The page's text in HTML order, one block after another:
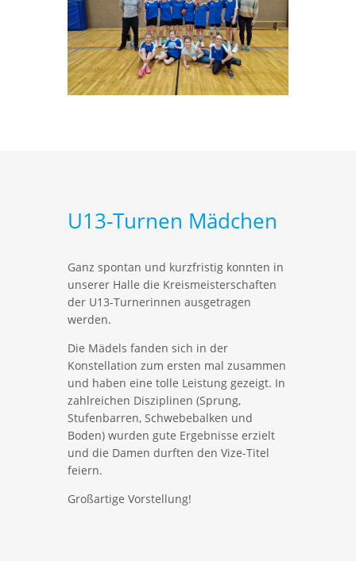
U13-Turnen Mädchen
Ganz spontan und kurzfristig konnten in
unserer Halle die Kreismeisterschaften
der U13-Turnerinnen ausgetragen
werden.
Die Mädels fanden sich in der
Konstellation zum ersten mal zusammen
und haben eine tolle Leistung gezeigt. In
zahlreichen Disziplinen (Sprung,
Stufenbarren, Schwebebalken und
Boden) wurden gute Ergebnisse erzielt
und die Damen durften den Vize-Titel
feiern.
Großartige Vorstellung!